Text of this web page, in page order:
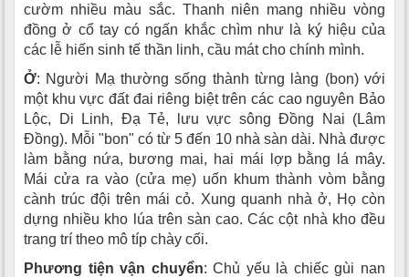
cườm nhiều màu sắc. Thanh niên mang nhiều vòng
đồng ở cổ tay có ngấn khắc chìm như là ký hiệu của
các lễ hiến sinh tế thần linh, cầu mát cho chính mình.
Ở: Người Mạ thường sống thành từng làng (bon) với
một khu vực đất đai riêng biệt trên các cao nguyên Bảo
Lộc, Di Linh, Ðạ Tẻ, lưu vực sông Ðồng Nai (Lâm
Ðồng). Mỗi "bon" có từ 5 đến 10 nhà sàn dài. Nhà được
làm bằng nứa, bương mai, hai mái lợp bằng lá mây.
Mái cửa ra vào (cửa mẹ) uốn khum thành vòm bằng
cành trúc đội trên mái cỏ. Xung quanh nhà ở, Họ còn
dựng nhiều kho lúa trên sàn cao. Các cột nhà kho đều
trang trí theo mô típ chày cối.
Phương tiện vận chuyển: Chủ yếu là chiếc gùi nan